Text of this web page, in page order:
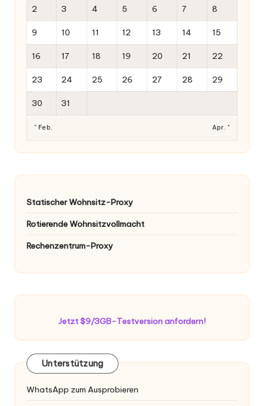
2 3 4 5 6 7 8
9 10 11 12 13 14 15
16 17 18 19 20 21 22
23 24 25 26 27 28 29
30 31
" Feb. Apr. "
Statischer Wohnsitz-Proxy
Rotierende Wohnsitzvollmacht
Rechenzentrum-Proxy
Jetzt $9/3GB-Testversion anfordern!
Unterstützung
WhatsApp zum Ausprobieren